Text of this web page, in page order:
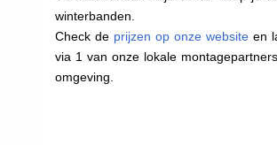
winterbanden.
Check de prijzen op onze websiteen
via 1 van onze lokale
omgeving.